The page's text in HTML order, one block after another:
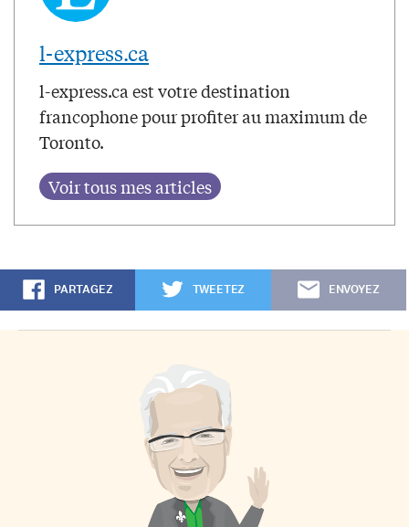
l-express.ca
l-express.ca est votre destination
francophone pour profiter au maximum de
Toronto.
PARTAGEZ TWEETEZ ENVOYEZ